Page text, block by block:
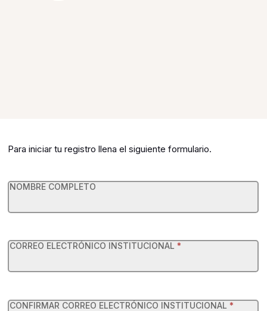
Para iniciar tu registro llena el siguiente formulario.
EBC
CDMX
NOMBRE COMPLETO
CORREO ELECTRÓNICO INSTITUCIONAL *
CONFIRMAR CORREO ELECTRÓNICO INSTITUCIONAL *